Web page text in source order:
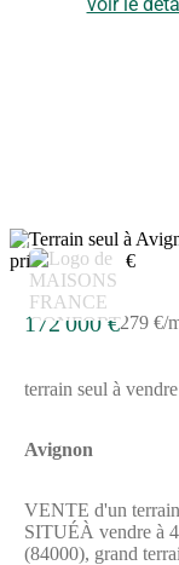
nationale N7 à 7
4
172 000 €279 €/
terrain seul à vendre
Avignon
VENTE d'un
SITUÉÀ vendre à
(84000), grand